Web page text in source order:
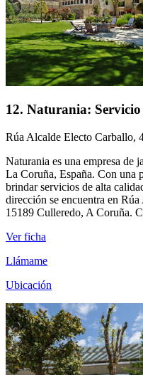
12. Naturania:
Rúa Alcalde Electo Carballo,
Naturania es una empresa de
La Coruña, España. Con una
brindar servicios de alta
dirección se encuentra en
15189 Culleredo, A Coruña.
Ver ficha
Llámame
Ubicación